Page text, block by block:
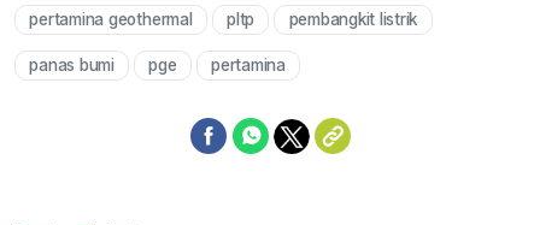
pertamina geothermal pltp pembangkit listrik
panas bumi pge pertamina